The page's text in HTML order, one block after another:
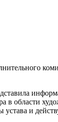
в облас­ти
и